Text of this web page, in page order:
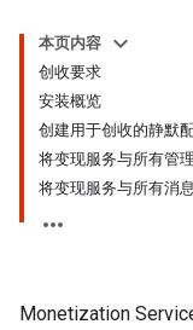
本页内容
创收要求
安装概览
创建用于创收的静默
将变现服务与所有管
将变现服务与所有消
Monetization